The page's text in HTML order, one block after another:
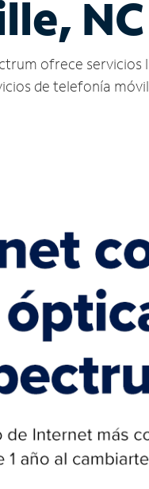
NC
ofrece
de telefonía